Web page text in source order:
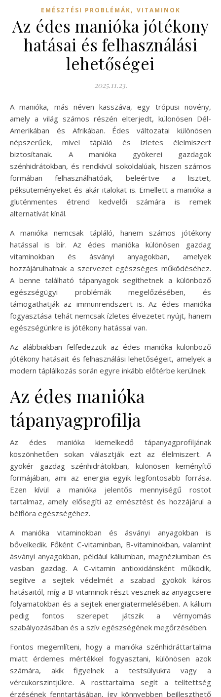
EMÉSZTÉSI PROBLÉMÁK, VITAMINOK
Az édes manióka jótékony
hatásai és felhasználási
lehetőségei
2025.11.23.
A manióka, más néven kasszáva, egy trópusi növény,
amely a világ számos részén elterjedt, különösen Dél-
Amerikában és Afrikában. Édes változatai különösen
népszerűek, mivel tápláló és ízletes élelmiszert
biztosítanak. A manióka gyökerei gazdagok
szénhidrátokban, és rendkívül sokoldalúak, hiszen számos
formában felhasználhatóak, beleértve a lisztet,
péksüteményeket és akár italokat is. Emellett a manióka a
gluténmentes étrend kedvelői számára is remek
alternatívát kínál.
A manióka nemcsak tápláló, hanem számos jótékony
hatással is bír. Az édes manióka különösen gazdag
vitaminokban és ásványi anyagokban, amelyek
hozzájárulhatnak a szervezet egészséges működéséhez.
A benne található tápanyagok segíthetnek a különböző
egészségügyi problémák megelőzésében, és
támogathatják az immunrendszert is. Az édes manióka
fogyasztása tehát nemcsak ízletes élvezetet nyújt, hanem
egészségünkre is jótékony hatással van.
Az alábbiakban felfedezzük az édes manióka különböző
jótékony hatásait és felhasználási lehetőségeit, amelyek a
modern táplálkozás során egyre inkább előtérbe kerülnek.
Az édes manióka
tápanyagprofilja
Az édes manióka kiemelkedő tápanyagprofiljának
köszönhetően sokan választják ezt az élelmiszert. A
gyökér gazdag szénhidrátokban, különösen keményítő
formájában, ami az energia egyik legfontosabb forrása.
Ezen kívül a manióka jelentős mennyiségű rostot
tartalmaz, amely elősegíti az emésztést és hozzájárul a
bélflóra egészségéhez.
A manióka vitaminokban és ásványi anyagokban is
bővelkedik. Főként C-vitaminban, B-vitaminokban, valamint
ásványi anyagokban, például káliumban, magnéziumban és
vasban gazdag. A C-vitamin antioxidánsként működik,
segítve a sejtek védelmét a szabad gyökök káros
hatásaitól, míg a B-vitaminok részt vesznek az anyagcsere
folyamatokban és a sejtek energiatermelésében. A kálium
pedig fontos szerepet játszik a vérnyomás
szabályozásában és a szív egészségének megőrzésében.
Fontos megemlíteni, hogy a manióka szénhidráttartalma
miatt érdemes mértékkel fogyasztani, különösen azok
számára, akik figyelnek a testsúlyukra vagy a
vércukorszintjükre. A rosttartalma segít a telítettség
érzésének fenntartásában, így könnyebben beilleszthető